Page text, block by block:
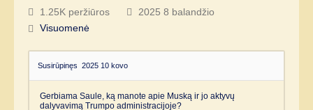
1.25K peržiūros
2025 8 balandžio
Visuomenė
Susirūpinęs 2025 10 kovo
Gerbiama Saule, ką manote apie Muską ir jo aktyvų
dalyvavimą Trumpo administracijoje?